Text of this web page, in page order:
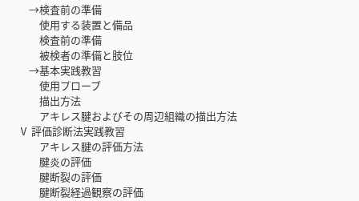
→検査前の準備
使用する装置と備品
検査前の準備
被検者の準備と肢位
→基本実践教習
使用プローブ
描出方法
アキレス腱およびその周辺組織の描出方法
Ⅴ 評価診断法実践教習
アキレス腱の評価方法
腱炎の評価
腱断裂の評価
腱断裂経過観察の評価